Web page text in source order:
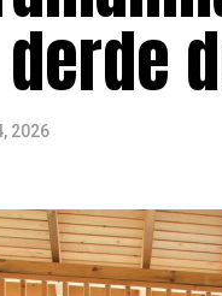
derde
2026